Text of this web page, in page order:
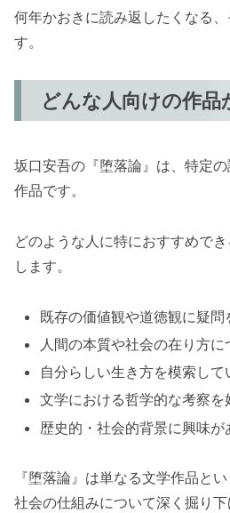
何年かおきに読み返したくなる
す。
どんな人向けの作品
坂口安吾の『堕落論』は、特定
作品です。
どのような人に特におすすめで
します。
既存の価値観や道徳観に疑問
人間の本質や社会の在り方
自分らしい生き方を模索して
文学における哲学的な考察を
歴史的・社会的背景に興味が
『堕落論』は単なる文学作品と
社会の仕組みについて深く掘り下